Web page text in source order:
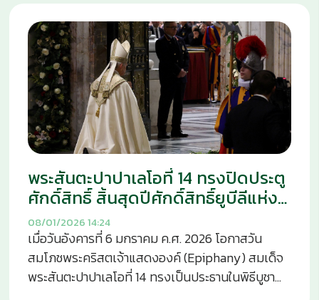
พระสันตะปาปาเลโอที่ 14 ทรงปิดประตู
ศักดิ์สิทธิ์ สิ้นสุดปีศักดิ์สิทธิ์ยูบีลีแห่ง
ความหวัง ในวันสมโภชพระคริสตเจ้า
แสดงองค์
08/01/202614:24
เมื่อวันอังคารที่ 6 มกราคม ค.ศ. 2026 โอกาสวัน
สมโภชพระคริสตเจ้าแสดงองค์ (Epiphany) สมเด็จ
พระสันตะปาปาเลโอที่ 14 ทรงเป็นประธานในพิธีบูชา